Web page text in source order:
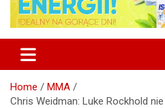
Home
MMA
Chris Weidman: Luke Rockhold